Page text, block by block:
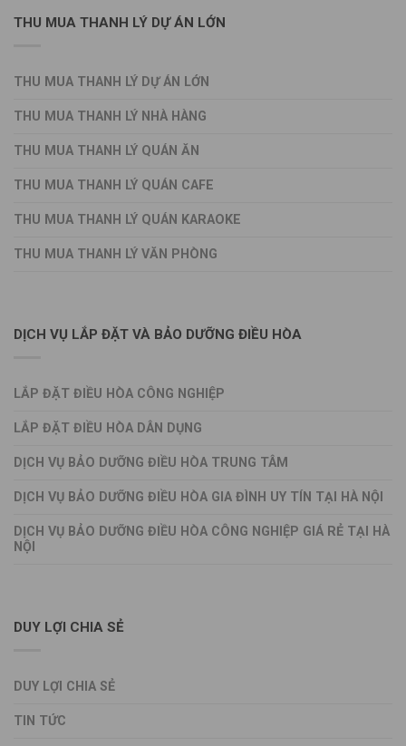
THU MUA THANH LÝ DỰ ÁN LỚN
THU MUA THANH LÝ DỰ ÁN LỚN
THU MUA THANH LÝ NHÀ HÀNG
THU MUA THANH LÝ QUÁN ĂN
THU MUA THANH LÝ QUÁN CAFE
THU MUA THANH LÝ QUÁN KARAOKE
THU MUA THANH LÝ VĂN PHÒNG
DỊCH VỤ LẮP ĐẶT VÀ BẢO DƯỠNG ĐIỀU HÒA
LẮP ĐẶT ĐIỀU HÒA CÔNG NGHIỆP
LẮP ĐẶT ĐIỀU HÒA DÂN DỤNG
DỊCH VỤ BẢO DƯỠNG ĐIỀU HÒA TRUNG TÂM
DỊCH VỤ BẢO DƯỠNG ĐIỀU HÒA GIA ĐÌNH UY TÍN TẠI HÀ NỘI
DỊCH VỤ BẢO DƯỠNG ĐIỀU HÒA CÔNG NGHIỆP GIÁ RẺ TẠI HÀ
NỘI
DUY LỢI CHIA SẺ
DUY LỢI CHIA SẺ
TIN TỨC